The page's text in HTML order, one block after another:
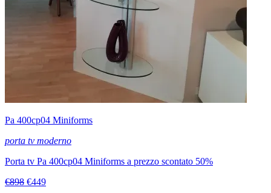
Pa 400cp04 Miniforms
porta tv moderno
Porta tv Pa 400cp04 Miniforms a prezzo scontato 50%
€898 €449